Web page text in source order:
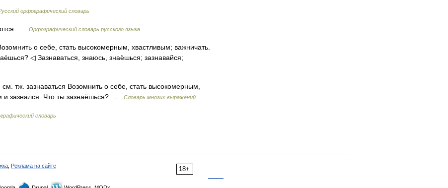
орфографический словарь
ются … Орфографический словарь русского языка
о себе, стать высокомерным, хвастливым; важничать.
◁ Зазнаваться, знаюсь, знаёшься; зазнавайся;
тж. зазнаваться Возомнить о себе, стать высокомерным,
и зазнался. Что ты зазнаёшься? …
Словарь многих выражений
словарь
18+
Реклама на сайте